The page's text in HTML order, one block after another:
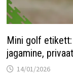
Mini golf
jagamine,
14/01/2026